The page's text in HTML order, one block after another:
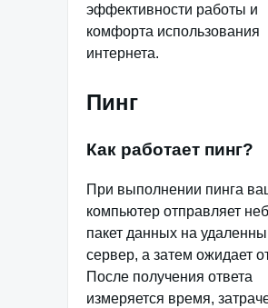
эффективности работы и
комфорта использования
интернета.
Пинг
Как работает пинг?
При выполнении пинга
компьютер отправляет
пакет данных на
сервер, а затем ожидает
После получения ответа
измеряется время,